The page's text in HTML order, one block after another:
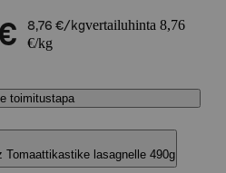
8,76 €/kgvertailuhinta 8,76
€/kg
toimitustapa
Tomaattikastike lasagnelle 490g